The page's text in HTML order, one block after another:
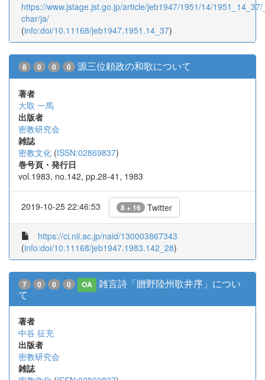
https://www.jstage.jst.go.jp/article/jeb1947/1951/14/
char/ja/
(info:doi/10.11168/jeb1947.1951.14_37)
8 0 0 0 源三位頼政の和歌について
著者
大取 一馬
出版者
密教研究会
雑誌
密教文化 (ISSN:02869837)
巻号頁・発行日
vol.1983, no.142, pp.28-41, 1983
2019-10-25 22:46:53 8 + 16 Twitter
https://ci.nii.ac.jp/naid/130003867343
(info:doi/10.11168/jeb1947.1983.142_28)
7 0 0 0 OA
雑言詩「贈野陸州歌井序」につい
て
著者
中谷 征充
出版者
密教研究会
雑誌